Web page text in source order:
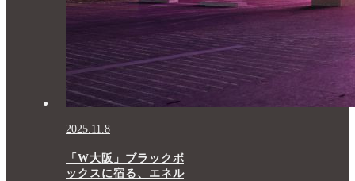
2025.11.8
「W大阪」ブラックボ
ックスに宿る、エネル